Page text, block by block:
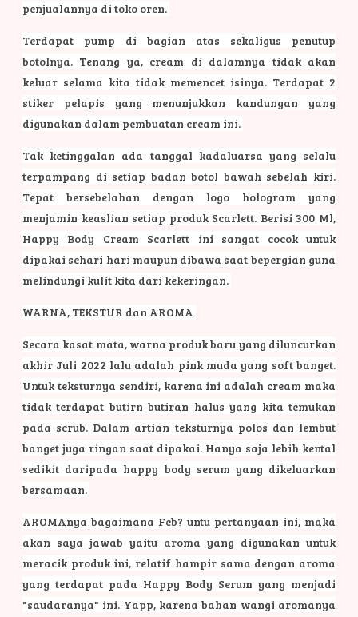
penjualannya di toko oren.
Terdapat pump di bagian atas sekaligus penutup
botolnya. Tenang ya, cream di dalamnya tidak akan
keluar selama kita tidak memencet isinya. Terdapat 2
stiker pelapis yang menunjukkan kandungan yang
digunakan dalam pembuatan cream ini.
Tak ketinggalan ada tanggal kadaluarsa yang selalu
terpampang di setiap badan botol bawah sebelah kiri.
Tepat bersebelahan dengan logo hologram yang
menjamin keaslian setiap produk Scarlett. Berisi 300 Ml,
Happy Body Cream Scarlett ini sangat cocok untuk
dipakai sehari hari maupun dibawa saat bepergian guna
melindungi kulit kita dari kekeringan.
WARNA, TEKSTUR dan AROMA
Secara kasat mata, warna produk baru yang diluncurkan
akhir Juli 2022 lalu adalah pink muda yang soft banget.
Untuk teksturnya sendiri, karena ini adalah cream maka
tidak terdapat butirn butiran halus yang kita temukan
pada scrub. Dalam artian teksturnya polos dan lembut
banget juga ringan saat dipakai. Hanya saja lebih kental
sedikit daripada happy body serum yang dikeluarkan
bersamaan.
AROMAnya bagaimana Feb? untu pertanyaan ini, maka
akan saya jawab yaitu aroma yang digunakan untuk
meracik produk ini, relatif hampir sama dengan aroma
yang terdapat pada Happy Body Serum yang menjadi
"saudaranya" ini. Yapp, karena bahan wangi aromanya